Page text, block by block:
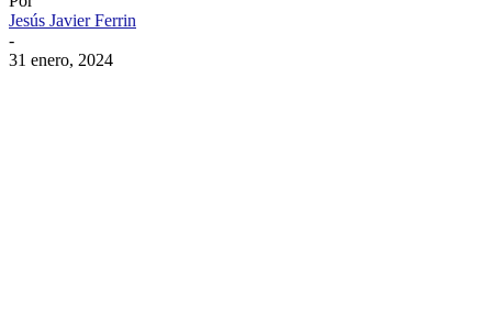
Jesús Javier Ferrin
-
31 enero, 2024